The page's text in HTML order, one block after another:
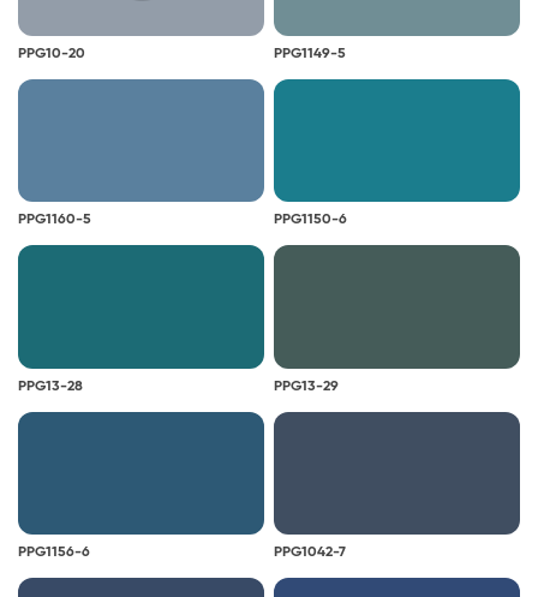
PPG10-20 PPG1149-5
PPG1160-5 PPG1150-6
PPG13-28 PPG13-29
PPG1156-6 PPG1042-7